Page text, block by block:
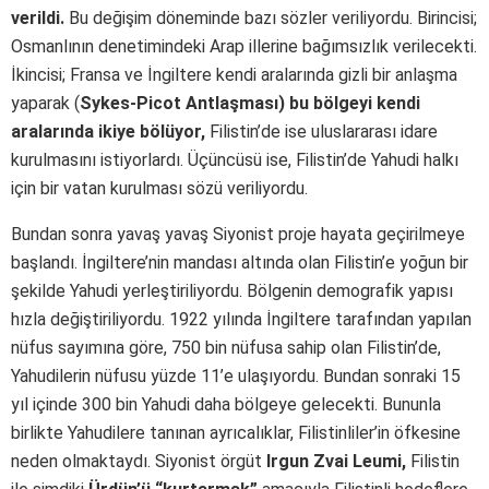
verildi. Bu değişim döneminde bazı sözler veriliyordu. Birincisi;
Osmanlının denetimindeki Arap illerine bağımsızlık verilecekti.
İkincisi; Fransa ve İngiltere kendi aralarında gizli bir anlaşma
yaparak (Sykes-Picot Antlaşması) bu bölgeyi kendi
aralarında ikiye bölüyor, Filistin’de ise uluslararası idare
kurulmasını istiyorlardı. Üçüncüsü ise, Filistin’de Yahudi halkı
için bir vatan kurulması sözü veriliyordu.
Bundan sonra yavaş yavaş Siyonist proje hayata geçirilmeye
başlandı. İngiltere’nin mandası altında olan Filistin’e yoğun bir
şekilde Yahudi yerleştiriliyordu. Bölgenin demografik yapısı
hızla değiştiriliyordu. 1922 yılında İngiltere tarafından yapılan
nüfus sayımına göre, 750 bin nüfusa sahip olan Filistin’de,
Yahudilerin nüfusu yüzde 11’e ulaşıyordu. Bundan sonraki 15
yıl içinde 300 bin Yahudi daha bölgeye gelecekti. Bununla
birlikte Yahudilere tanınan ayrıcalıklar, Filistinliler’in öfkesine
neden olmaktaydı. Siyonist örgüt Irgun Zvai Leumi, Filistin